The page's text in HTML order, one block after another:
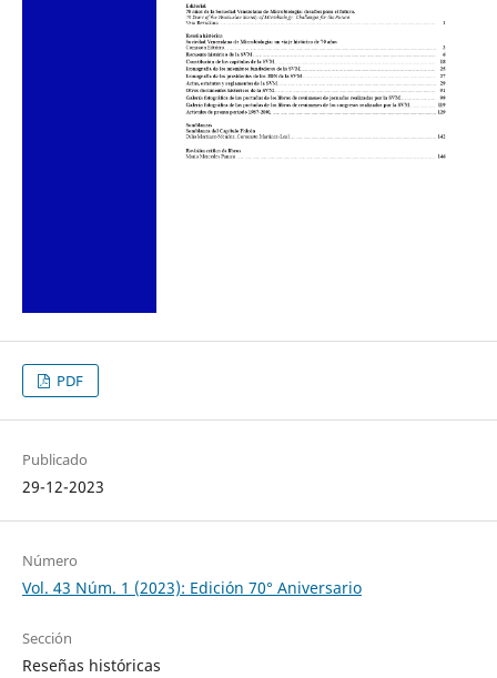
PDF
Publicado
29-12-2023
Número
Vol. 43 Núm. 1 (2023): Edición 70° Aniversario
Sección
Reseñas históricas